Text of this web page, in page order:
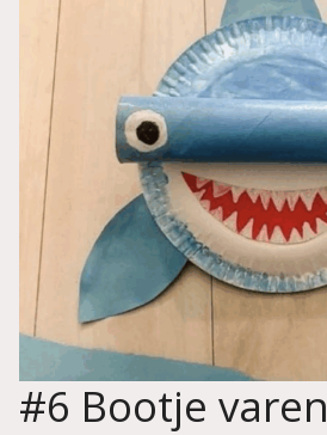
#6 Bootje varen